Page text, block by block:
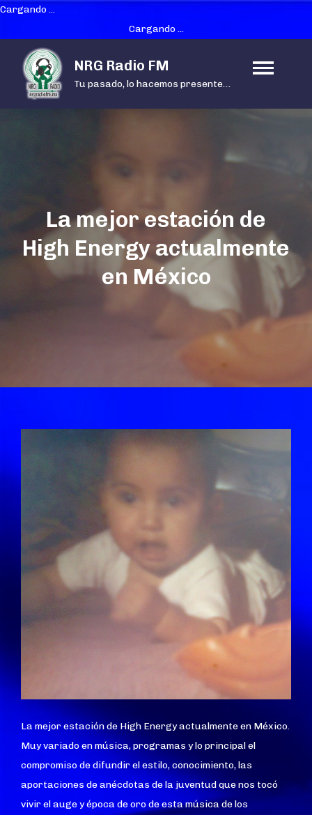
Cargando ...
Cargando ...
content
NRG Radio FM
Tu pasado, lo hacemos presente…
La mejor estación de
High Energy actualmente
en México
La mejor estación de High Energy actualmente en México.
Muy variado en música, programas y lo principal el
compromiso de difundir el estilo, conocimiento, las
aportaciones de anécdotas de la juventud que nos tocó
vivir el auge y época de oro de esta música de los